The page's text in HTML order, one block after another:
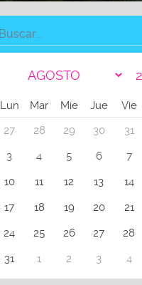
Lun Mar Mie Jue Vie
27
28 29 30 31
3
4 5 6 7
10
11 12 13 14
17
18 19 20 21
24
25 26 27 28
31
1 2 3 4